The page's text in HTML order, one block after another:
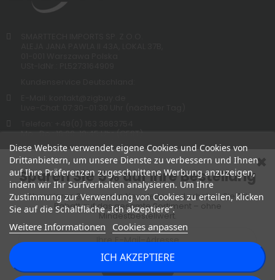
Diese Website verwendet eigene Cookies und Cookies von
Drittanbietern, um unsere Dienste zu verbessern und Ihnen
auf Ihre Präferenzen zugeschnittene Werbung anzuzeigen,
indem wir Ihr Surfverhalten analysieren. Um Ihre
Zustimmung zur Verwendung von Cookies zu erteilen, klicken
Sie auf die Schaltfläche „Ich akzeptiere“.
Weitere Informationen Cookies anpassen
ICH AKZEPTIERE
Mo.-Do.: 16:00-19:45 Uhr (CEST)
Fr.-So.: 12:00-19:45 Uhr (CEST)
Sparen Sie 5% auf Ihre Bestellung
Abonnieren Sie unseren Newsletter und erhalten Sie 5%
Rabatt auf das gesamte Sortiment – ohne
Mindestbestellwert.
Abonnieren